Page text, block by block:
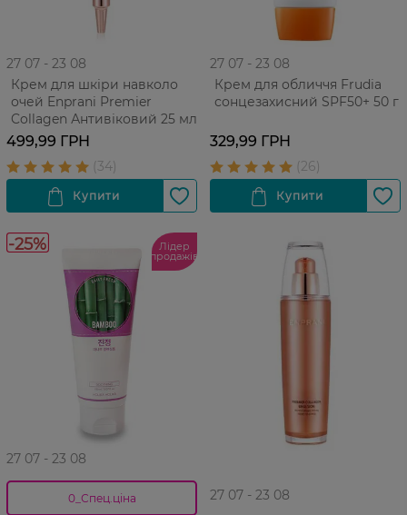
27 07 - 23 08
Крем для шкіри навколо
очей Enprani Premier
Collagen Антивіковий 25 мл
499,99 ГРН
27 07 - 23 08
Крем для обличчя Frudia
сонцезахисний SPF50+ 50 г
329,99 ГРН
-25% Лідер
продажів
27 07 - 23 08
0_Спец.ціна
27 07 - 23 08